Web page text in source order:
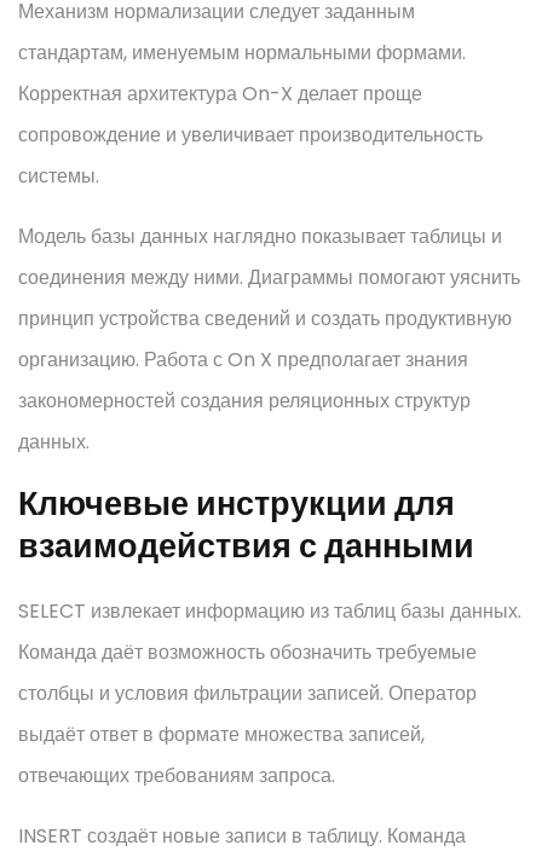
Механизм нормализации следует заданным
стандартам, именуемым нормальными формами.
Корректная архитектура On-X делает проще
сопровождение и увеличивает производительность
системы.
Модель базы данных наглядно показывает таблицы и
соединения между ними. Диаграммы помогают уяснить
принцип устройства сведений и создать продуктивную
организацию. Работа с On X предполагает знания
закономерностей создания реляционных структур
данных.
Ключевые инструкции для
взаимодействия с данными
SELECT извлекает информацию из таблиц базы данных.
Команда даёт возможность обозначить требуемые
столбцы и условия фильтрации записей. Оператор
выдаёт ответ в формате множества записей,
отвечающих требованиям запроса.
INSERT создаёт новые записи в таблицу. Команда